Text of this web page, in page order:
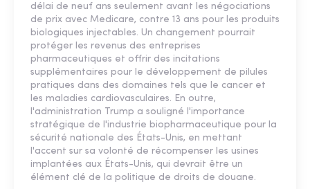
délai de neuf ans seulement avant les négociations
de prix avec Medicare, contre 13 ans pour les produits
biologiques injectables. Un changement pourrait
protéger les revenus des entreprises
pharmaceutiques et offrir des incitations
supplémentaires pour le développement de pilules
pratiques dans des domaines tels que le cancer et
les maladies cardiovasculaires. En outre,
l'administration Trump a souligné l'importance
stratégique de l'industrie biopharmaceutique pour la
sécurité nationale des États-Unis, en mettant
l'accent sur sa volonté de récompenser les usines
implantées aux États-Unis, qui devrait être un
élément clé de la politique de droits de douane.